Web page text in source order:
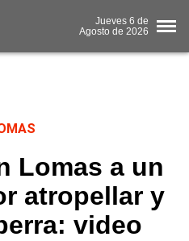
Jueves 6 de
Agosto de 2026
Lomas a un
atropellar y
video